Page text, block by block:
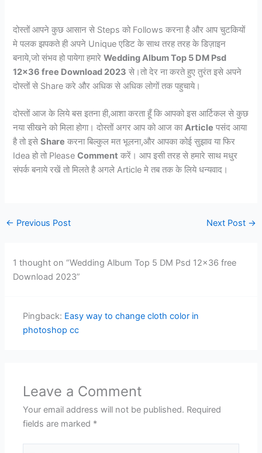
दोस्तों आपने कुछ आसान से Steps को Follows करना है और आप चुटकियों
मे पलक झपकते ही अपने Unique एडिट के साथ तरह तरह के डिज़ाइन
बनाये,जो संभव हो पायेगा हमारेWedding Album Top 5 DM Psd
12×36 free Download 2023 से।तो देर ना करते हुए तुरंत इसे अपने
दोस्तों से Share करे और अधिक से अधिक लोगों तक पहुचाये।
दोस्तों आज के लिये बस इतना ही,आशा करता हूँ कि आपको इस आर्टिकल से कुछ
नया सीखने को मिला होगा। दोस्तों अगर आप को आज काArticle पसंद आया
है तो इसेShare करना बिल्कुल मत भूलना,और आपका कोई सुझाव या फिर
Idea हो तो PleaseComment करें। आप इसी तरह से हमारे साथ मधुर
संपर्क बनाये रखें तो मिलते है अगले Article मे तब तक के लिये धन्यवाद।
← Previous Post Next Post →
1 thought on “Wedding Album Top 5 DM Psd 12×36 free
Download 2023”
Pingback: Easy way to change cloth color in
photoshop cc
Leave a Comment
Your email address will not be published. Required
fields are marked *